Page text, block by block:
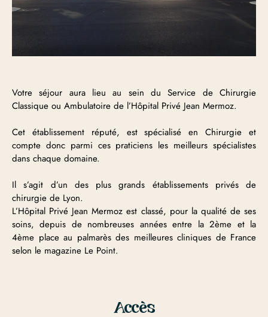
Votre séjour aura lieu au sein du Service de Chirurgie
Classique ou Ambulatoire de l’Hôpital Privé Jean Mermoz.
Cet établissement réputé, est spécialisé en Chirurgie et
compte donc parmi ces praticiens les meilleurs spécialistes
dans chaque domaine.
Il s’agit d’un des plus grands établissements privés de
chirurgie de Lyon.
L’Hôpital Privé Jean Mermoz est classé, pour la qualité de ses
soins, depuis de nombreuses années entre la 2ème et la
4ème place au palmarès des meilleures cliniques de France
selon le magazine Le Point.
Accès